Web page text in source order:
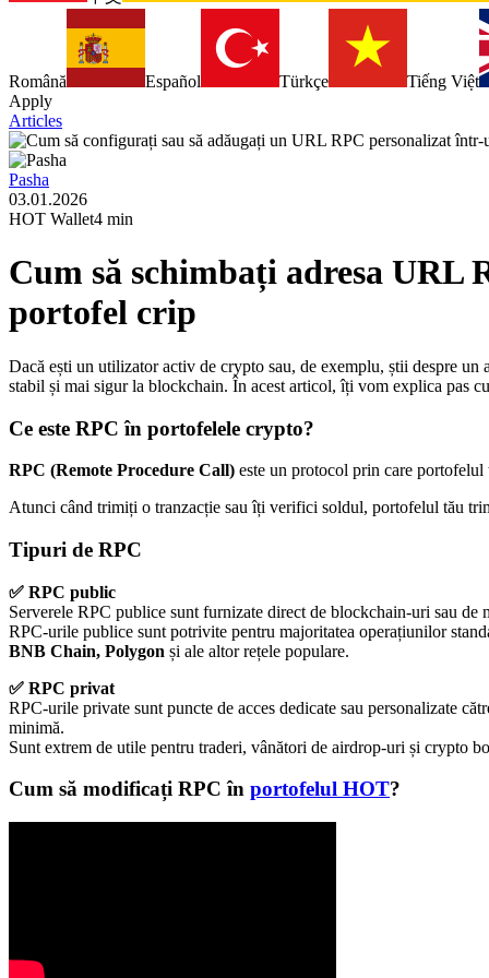
Română Español Türkçe
Tiếng Việt
Apply
Articles
Pasha
03.01.2026
HOT Wallet4 min
Cum să schimbați adresa URL
portofel crip
Dacă ești un utilizator activ de crypto sau, de exemplu, știi despre
stabil și mai sigur la blockchain. În acest articol, îți vom explica pas
Ce este RPC în portofelele crypto?
RPC (Remote Procedure Call) este un protocol prin care
Atunci când trimiți o tranzacție sau îți verifici soldul, portofelul tău
Tipuri de RPC
✅ RPC public
Serverele RPC publice sunt furnizate direct de blockchain-uri sau
RPC-urile publice sunt potrivite pentru majoritatea operațiunilor
BNB Chain, Polygon și ale altor rețele populare.
✅ RPC privat
RPC-urile private sunt puncte de acces dedicate sau personalizate
minimă.
Sunt extrem de utile pentru traderi, vânători de airdrop-uri și crypto
Cum să modificați RPC în portofelul HOT?